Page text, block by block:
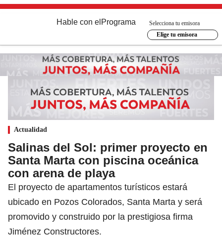
Hable con el Programa
Selecciona tu emisora
Elige tu emisora
Actualidad
Salinas del Sol: primer proyecto en
Santa Marta con piscina oceánica
con arena de playa
El proyecto de apartamentos turísticos estará
ubicado en Pozos Colorados, Santa Marta y será
promovido y construido por la prestigiosa firma
Jiménez Constructores.